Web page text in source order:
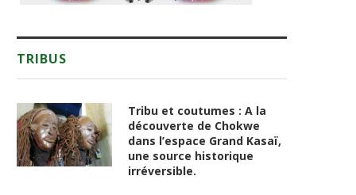
TRIBUS
Tribu et coutumes : A la
découverte de Chokwe
dans l’espace Grand Kasaï,
une source historique
irréversible.